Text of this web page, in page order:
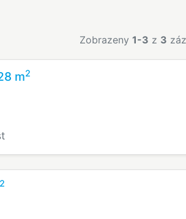
Zobrazeny 1-3 z 3
m2
2